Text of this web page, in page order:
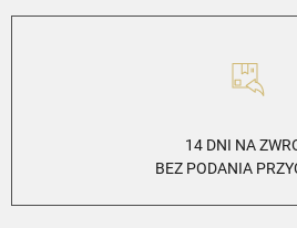
14 DNI NA
BEZ PODANIA